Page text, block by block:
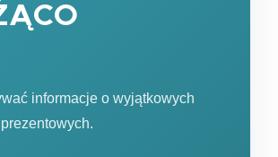
informacje o wyjątkowych